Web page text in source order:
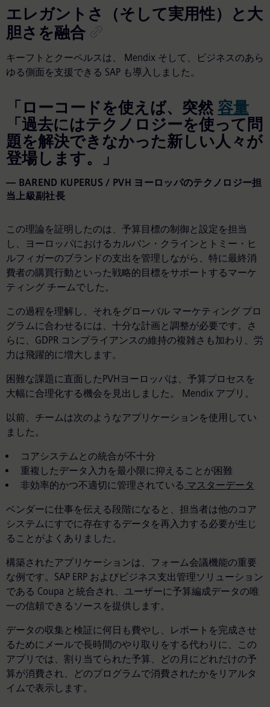
エレガントさ（そして実用性）と大
胆さを融合
キーフトとクーペルスは、 Mendix そして、ビジネスのあら
ゆる側面を支援できる SAP も導入しました。
「ローコードを使えば、突然 容量
「過去にはテクノロジーを使って問
題を解決できなかった新しい人々が
登場します。」
BAREND KUPERUS / PVH ヨーロッパのテクノロジー担
当上級副社長
この理論を証明したのは、予算目標の制御と設定を担当
し、ヨーロッパにおけるカルバン・クラインとトミー・ヒ
ルフィガーのブランドの支出を管理しながら、特に最終消
費者の購買行動といった戦略的目標をサポートするマーケ
ティング チームでした。
この過程を理解し、それをグローバル マーケティング プロ
グラムに合わせるには、十分な計画と調整が必要です。さ
らに、GDPR コンプライアンスの維持の複雑さも加わり、労
力は飛躍的に増大します。
困難な課題に直面したPVHヨーロッパは、予算プロセスを
大幅に合理化する機会を見出しました。 Mendix アプリ。
以前、チームは次のようなアプリケーションを使用してい
ました。
コアシステムとの統合が不十分
重複したデータ入力を最小限に抑えることが困難
非効率的かつ不適切に管理されている マスターデータ
ベンダーに仕事を伝える段階になると、担当者は他のコア
システムにすでに存在するデータを再入力する必要が生じ
ることがよくありました。
構築されたアプリケーションは、フォーム会議機能の重要
な例です。SA​​P ERP およびビジネス支出管理ソリューション
である Coupa と統合され、ユーザーに予算編成データの唯
一の信頼できるソースを提供します。
データの収集と検証に何日も費やし、レポートを完成させ
るためにメールで長時間のやり取りをする代わりに、この
アプリでは、割り当てられた予算、どの月にどれだけの予
算が消費され、どのプログラムで消費されたかをリアルタ
イムで表示します。